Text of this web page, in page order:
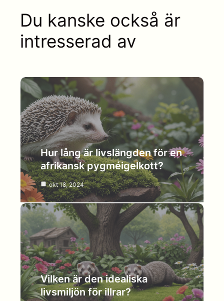
Du kanske också är
intresserad av
Hur lång är livslängden för en
afrikansk pygméigelkott?
okt 18, 2024
Vilken är den idealiska
livsmiljön för illrar?